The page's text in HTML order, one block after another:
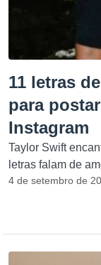
11 letras
para
Instagram
Taylor Swift
letras falam de
4 de setembro de